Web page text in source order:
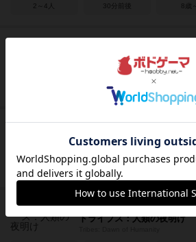
2～4人 30分前後 8歳～
ブラッドバウンド
Blood Bound
30～40分
スターウォーズ：リベリオン
180～240分
トライブス：人類の夜明け